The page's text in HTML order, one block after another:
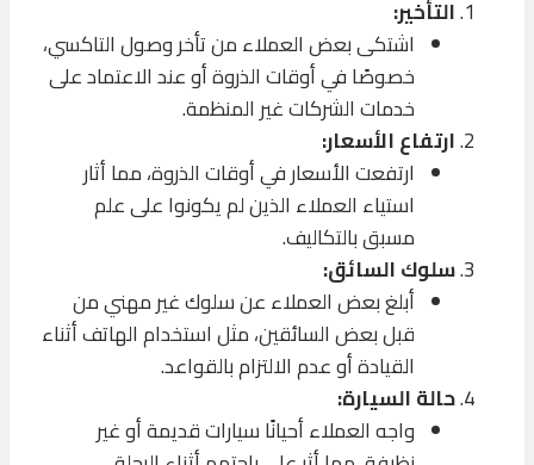
التأخير:
اشتكى بعض العملاء من تأخر وصول التاكسي،
خصوصًا في أوقات الذروة أو عند الاعتماد على
خدمات الشركات غير المنظمة.
ارتفاع الأسعار:
ارتفعت الأسعار في أوقات الذروة، مما أثار
استياء العملاء الذين لم يكونوا على علم
مسبق بالتكاليف.
سلوك السائق:
أبلغ بعض العملاء عن سلوك غير مهني من
قبل بعض السائقين، مثل استخدام الهاتف أثناء
القيادة أو عدم الالتزام بالقواعد.
حالة السيارة:
واجه العملاء أحيانًا سيارات قديمة أو غير